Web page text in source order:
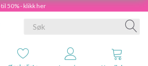
50% - klikk her